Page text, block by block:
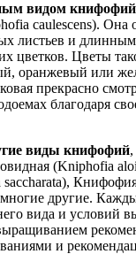
видом книфофий
caulescens). Она
листьев и
цветков. Цветы
оранжевый или
прекрасно
благодаря
виды книфофий
(Kniphofia
другие.
вида и условий
и